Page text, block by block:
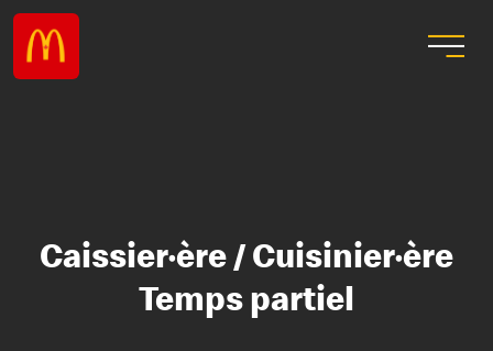
Caissier·ère / Cuisinier·ère
Temps partiel